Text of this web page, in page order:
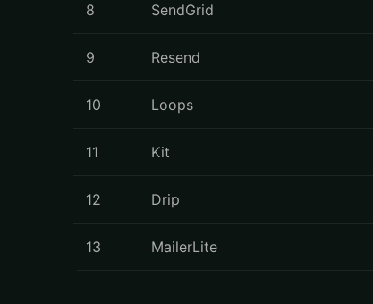
8 SendGrid
9 Resend
10 Loops
11 Kit
12 Drip
13 MailerLite